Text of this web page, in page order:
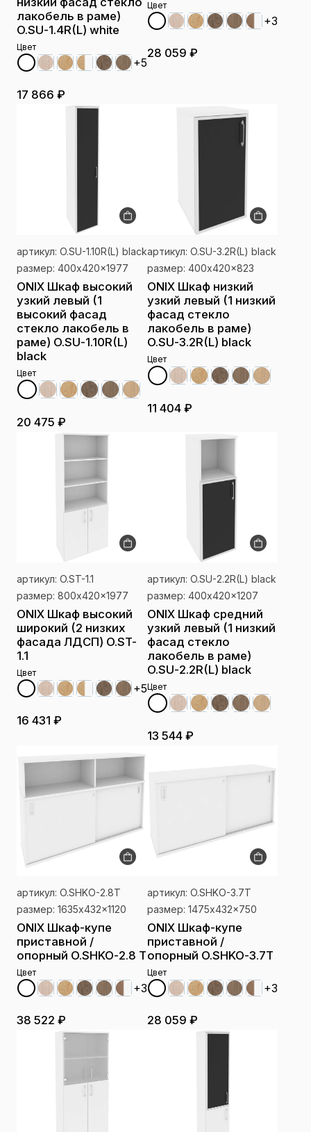
лакобель в раме)
O.SU-1.4R(L) white
Цвет
+5
17 866 ₽
Цвет
+3
28 059 ₽
артикул: O.SU-1.10R(L) black
размер: 400x420x1977
ONIX Шкаф высокий
узкий левый (1
высокий фасад
стекло лакобель в
раме) O.SU-1.10R(L)
black
Цвет
20 475 ₽
артикул: O.SU-3.2R(L) black
размер: 400x420x823
ONIX Шкаф низкий
узкий левый (1 низкий
фасад стекло
лакобель в раме)
O.SU-3.2R(L) black
Цвет
11 404 ₽
артикул: O.ST-1.1
размер: 800x420x1977
ONIX Шкаф высокий
широкий (2 низких
фасада ЛДСП) O.ST-
1.1
Цвет
+5
16 431 ₽
артикул: O.SU-2.2R(L) black
размер: 400x420x1207
ONIX Шкаф средний
узкий левый (1 низкий
фасад стекло
лакобель в раме)
O.SU-2.2R(L) black
Цвет
13 544 ₽
артикул: O.SHKO-2.8T
размер: 1635x432x1120
ONIX Шкаф-купе
приставной /
опорный O.SHKO-2.8 T
Цвет
+3
38 522 ₽
артикул: O.SHKO-3.7T
размер: 1475x432x750
ONIX Шкаф-купе
приставной /
опорный O.SHKO-3.7T
Цвет
+3
28 059 ₽